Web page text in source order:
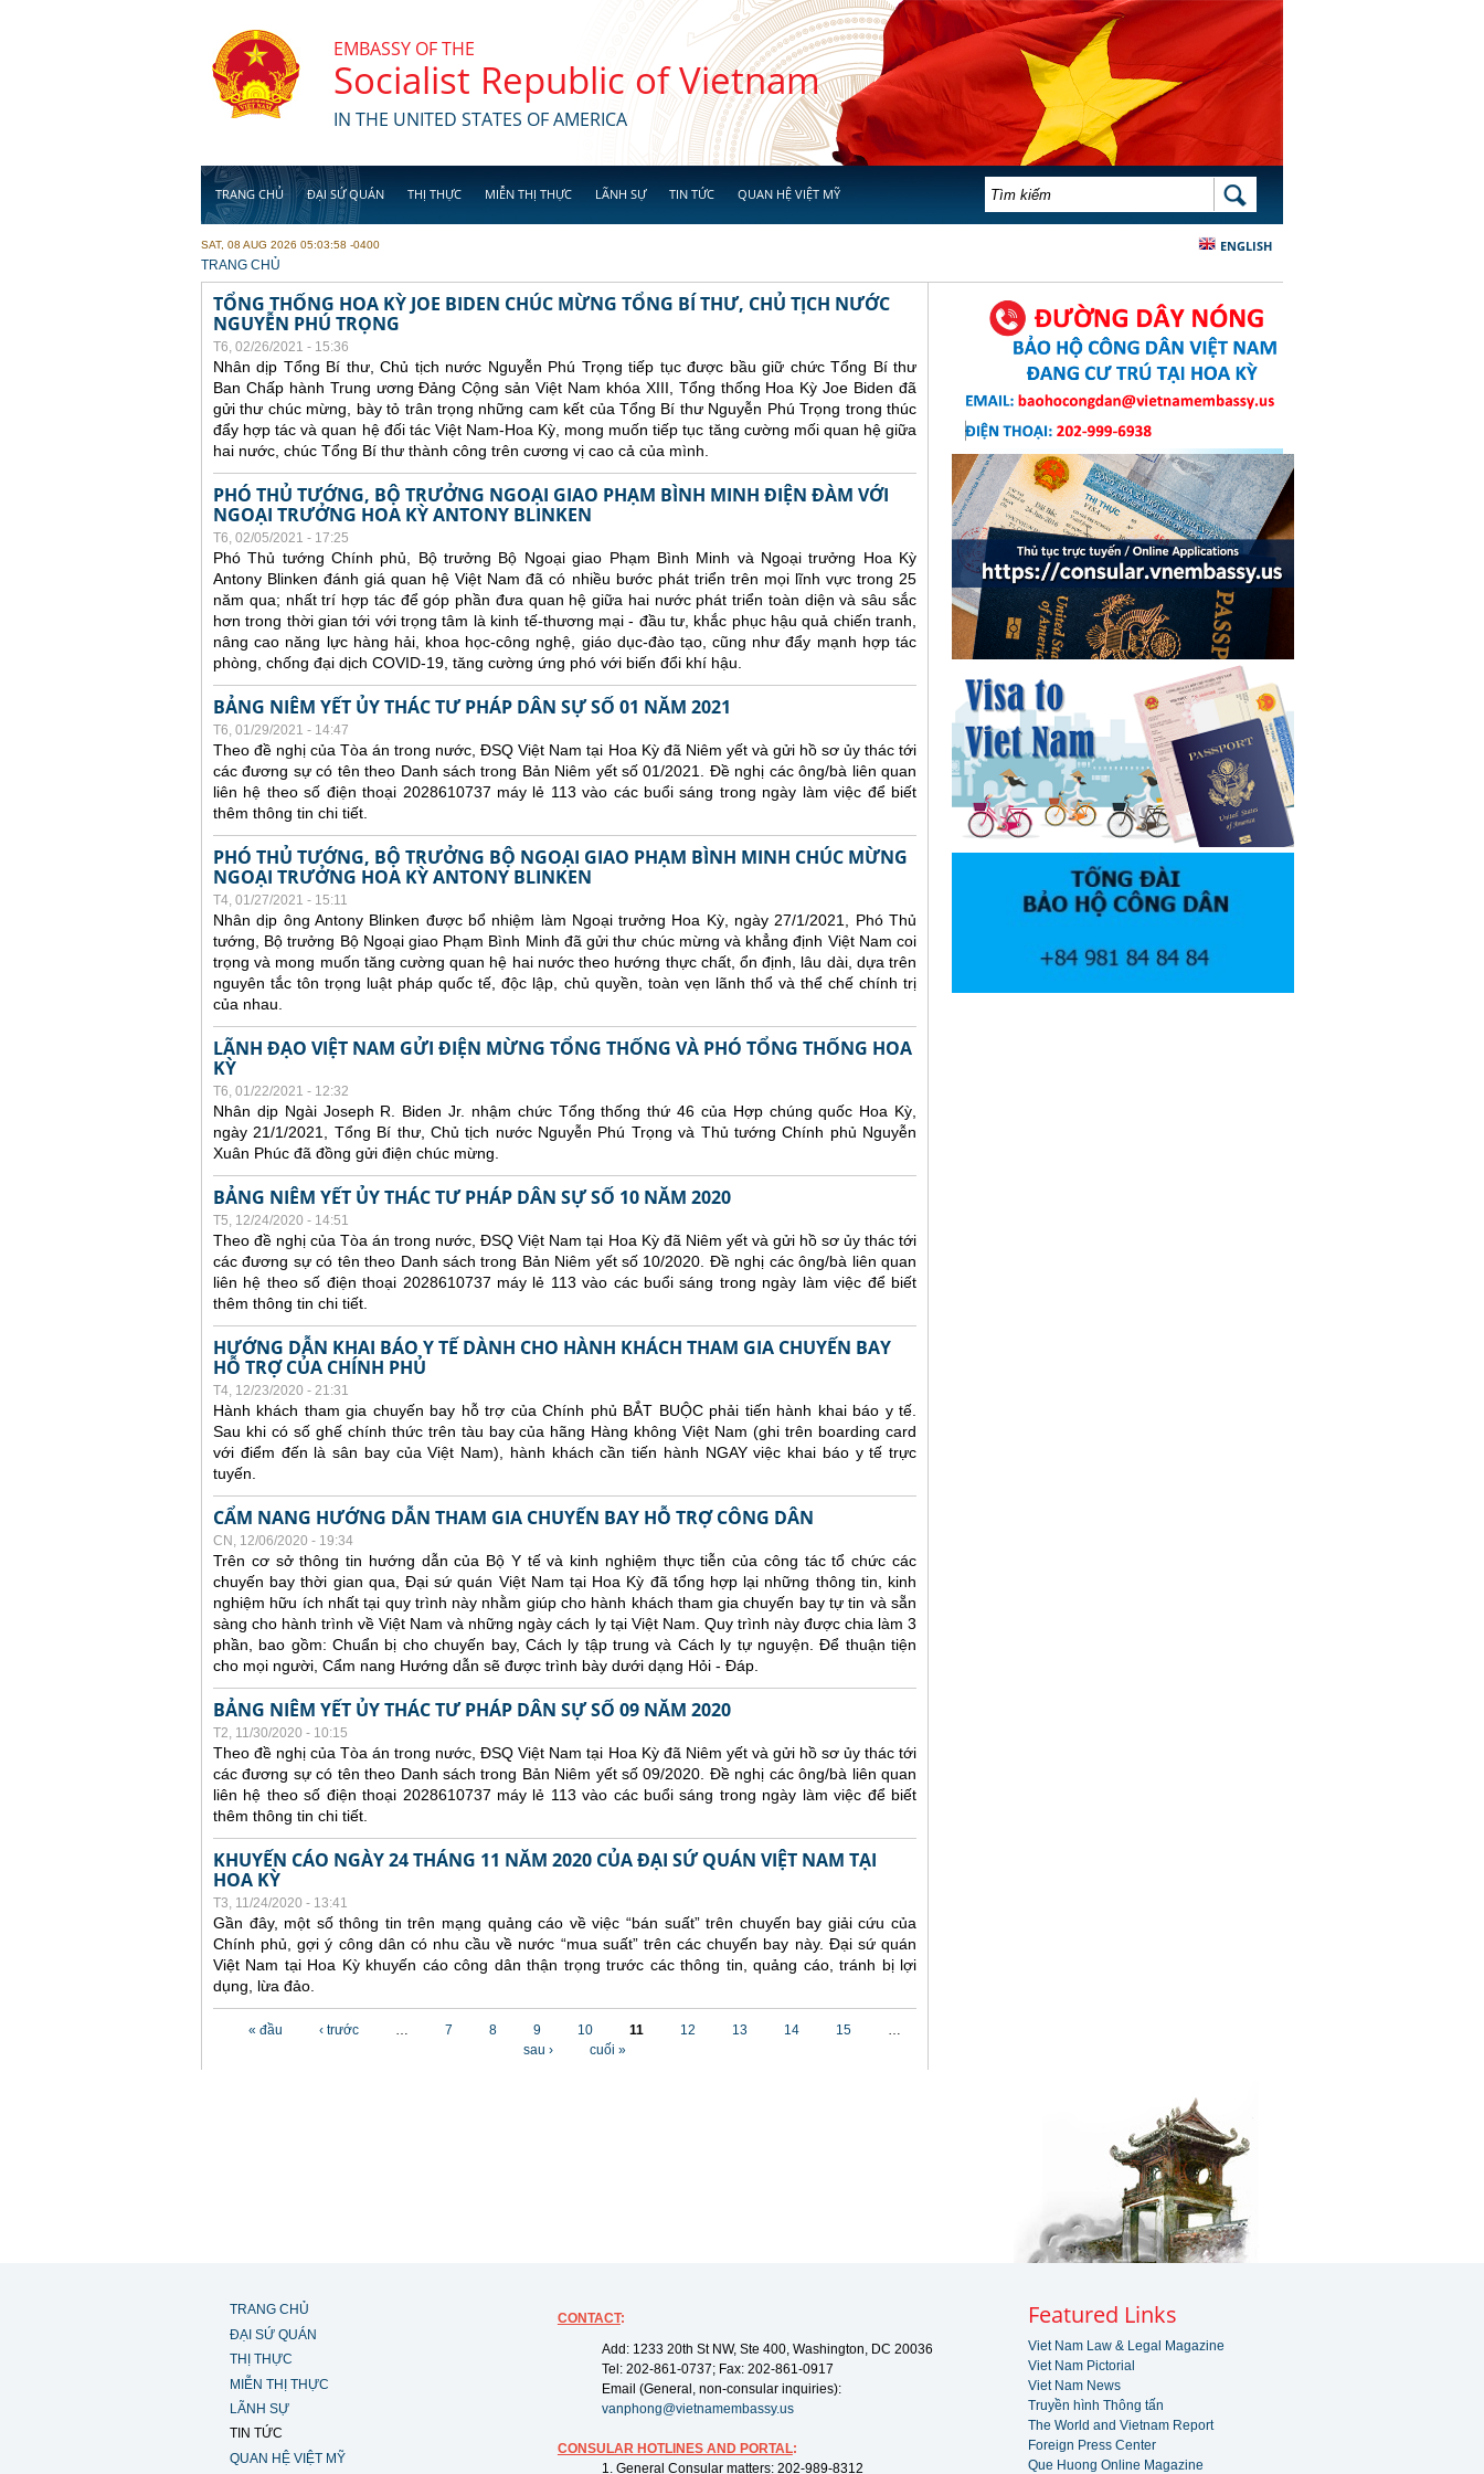
EMBASSY OF THE
Socialist Republic of Vietnam
IN THE UNITED STATES OF AMERICA
TRANG CHỦ ĐẠI SỨ QUÁN THỊ THỰC MIỄN THỊ THỰC LÃNH SỰ TIN TỨC QUAN HỆ VIỆT MỸ BIỂU MẪU TÌM KIẾM TÌM KIẾM
ENGLISH
SAT, 08 AUG 2026 05:03:58 -0400
YOU ARE HERE
TRANG CHỦ
TỔNG THỐNG HOA KỲ JOE BIDEN CHÚC MỪNG TỔNG BÍ THƯ, CHỦ TỊCH NƯỚC
NGUYỄN PHÚ TRỌNG
T6, 02/26/2021 - 15:36
Nhân dịp Tổng Bí thư, Chủ tịch nước Nguyễn Phú Trọng tiếp tục được bầu giữ chức Tổng Bí thư
Ban Chấp hành Trung ương Đảng Cộng sản Việt Nam khóa XIII, Tổng thống Hoa Kỳ Joe Biden đã
gửi thư chúc mừng, bày tỏ trân trọng những cam kết của Tổng Bí thư Nguyễn Phú Trọng trong thúc
đẩy hợp tác và quan hệ đối tác Việt Nam-Hoa Kỳ, mong muốn tiếp tục tăng cường mối quan hệ giữa
hai nước, chúc Tổng Bí thư thành công trên cương vị cao cả của mình.
PHÓ THỦ TƯỚNG, BỘ TRƯỞNG NGOẠI GIAO PHẠM BÌNH MINH ĐIỆN ĐÀM VỚI
NGOẠI TRƯỞNG HOA KỲ ANTONY BLINKEN
T6, 02/05/2021 - 17:25
Phó Thủ tướng Chính phủ, Bộ trưởng Bộ Ngoại giao Phạm Bình Minh và Ngoại trưởng Hoa Kỳ
Antony Blinken đánh giá quan hệ Việt Nam đã có nhiều bước phát triển trên mọi lĩnh vực trong 25
năm qua; nhất trí hợp tác để góp phần đưa quan hệ giữa hai nước phát triển toàn diện và sâu sắc
hơn trong thời gian tới với trọng tâm là kinh tế-thương mại - đầu tư, khắc phục hậu quả chiến tranh,
nâng cao năng lực hàng hải, khoa học-công nghệ, giáo dục-đào tạo, cũng như đẩy mạnh hợp tác
phòng, chống đại dịch COVID-19, tăng cường ứng phó với biến đổi khí hậu.
BẢNG NIÊM YẾT ỦY THÁC TƯ PHÁP DÂN SỰ SỐ 01 NĂM 2021
T6, 01/29/2021 - 14:47
Theo đề nghị của Tòa án trong nước, ĐSQ Việt Nam tại Hoa Kỳ đã Niêm yết và gửi hồ sơ ủy thác tới
các đương sự có tên theo Danh sách trong Bản Niêm yết số 01/2021. Đề nghị các ông/bà liên quan
liên hệ theo số điện thoại 2028610737 máy lẻ 113 vào các buổi sáng trong ngày làm việc để biết
thêm thông tin chi tiết.
PHÓ THỦ TƯỚNG, BỘ TRƯỞNG BỘ NGOẠI GIAO PHẠM BÌNH MINH CHÚC MỪNG
NGOẠI TRƯỞNG HOA KỲ ANTONY BLINKEN
T4, 01/27/2021 - 15:11
Nhân dịp ông Antony Blinken được bổ nhiệm làm Ngoại trưởng Hoa Kỳ, ngày 27/1/2021, Phó Thủ
tướng, Bộ trưởng Bộ Ngoại giao Phạm Bình Minh đã gửi thư chúc mừng và khẳng định Việt Nam coi
trọng và mong muốn tăng cường quan hệ hai nước theo hướng thực chất, ổn định, lâu dài, dựa trên
nguyên tắc tôn trọng luật pháp quốc tế, độc lập, chủ quyền, toàn vẹn lãnh thổ và thể chế chính trị
của nhau.
LÃNH ĐẠO VIỆT NAM GỬI ĐIỆN MỪNG TỔNG THỐNG VÀ PHÓ TỔNG THỐNG HOA
KỲ
T6, 01/22/2021 - 12:32
Nhân dịp Ngài Joseph R. Biden Jr. nhậm chức Tổng thống thứ 46 của Hợp chúng quốc Hoa Kỳ,
ngày 21/1/2021, Tổng Bí thư, Chủ tịch nước Nguyễn Phú Trọng và Thủ tướng Chính phủ Nguyễn
Xuân Phúc đã đồng gửi điện chúc mừng.
BẢNG NIÊM YẾT ỦY THÁC TƯ PHÁP DÂN SỰ SỐ 10 NĂM 2020
T5, 12/24/2020 - 14:51
Theo đề nghị của Tòa án trong nước, ĐSQ Việt Nam tại Hoa Kỳ đã Niêm yết và gửi hồ sơ ủy thác tới
các đương sự có tên theo Danh sách trong Bản Niêm yết số 10/2020. Đề nghị các ông/bà liên quan
liên hệ theo số điện thoại 2028610737 máy lẻ 113 vào các buổi sáng trong ngày làm việc để biết
thêm thông tin chi tiết.
HƯỚNG DẪN KHAI BÁO Y TẾ DÀNH CHO HÀNH KHÁCH THAM GIA CHUYẾN BAY
HỖ TRỢ CỦA CHÍNH PHỦ
T4, 12/23/2020 - 21:31
Hành khách tham gia chuyến bay hỗ trợ của Chính phủ BẮT BUỘC phải tiến hành khai báo y tế.
Sau khi có số ghế chính thức trên tàu bay của hãng Hàng không Việt Nam (ghi trên boarding card
với điểm đến là sân bay của Việt Nam), hành khách cần tiến hành NGAY việc khai báo y tế trực
tuyến.
CẨM NANG HƯỚNG DẪN THAM GIA CHUYẾN BAY HỖ TRỢ CÔNG DÂN
CN, 12/06/2020 - 19:34
Trên cơ sở thông tin hướng dẫn của Bộ Y tế và kinh nghiệm thực tiễn của công tác tổ chức các
chuyến bay thời gian qua, Đại sứ quán Việt Nam tại Hoa Kỳ đã tổng hợp lại những thông tin, kinh
nghiệm hữu ích nhất tại quy trình này nhằm giúp cho hành khách tham gia chuyến bay tự tin và sẵn
sàng cho hành trình về Việt Nam và những ngày cách ly tại Việt Nam. Quy trình này được chia làm 3
phần, bao gồm: Chuẩn bị cho chuyến bay, Cách ly tập trung và Cách ly tự nguyện. Để thuận tiện
cho mọi người, Cẩm nang Hướng dẫn sẽ được trình bày dưới dạng Hỏi - Đáp.
BẢNG NIÊM YẾT ỦY THÁC TƯ PHÁP DÂN SỰ SỐ 09 NĂM 2020
T2, 11/30/2020 - 10:15
Theo đề nghị của Tòa án trong nước, ĐSQ Việt Nam tại Hoa Kỳ đã Niêm yết và gửi hồ sơ ủy thác tới
các đương sự có tên theo Danh sách trong Bản Niêm yết số 09/2020. Đề nghị các ông/bà liên quan
liên hệ theo số điện thoại 2028610737 máy lẻ 113 vào các buổi sáng trong ngày làm việc để biết
thêm thông tin chi tiết.
KHUYẾN CÁO NGÀY 24 THÁNG 11 NĂM 2020 CỦA ĐẠI SỨ QUÁN VIỆT NAM TẠI
HOA KỲ
T3, 11/24/2020 - 13:41
Gần đây, một số thông tin trên mạng quảng cáo về việc “bán suất” trên chuyến bay giải cứu của
Chính phủ, gợi ý công dân có nhu cầu về nước “mua suất” trên các chuyến bay này. Đại sứ quán
Việt Nam tại Hoa Kỳ khuyến cáo công dân thận trọng trước các thông tin, quảng cáo, tránh bị lợi
dụng, lừa đảo.
Các trang
« đầu ‹ trước … 7 8 9 10 11 12 13 14 15
…
sau ›
cuối »
TRANG CHỦ
ĐẠI SỨ QUÁN
THỊ THỰC
MIỄN THỊ THỰC
LÃNH SỰ
TIN TỨC
QUAN HỆ VIỆT MỸ
CONTACT:
Add: 1233 20th St NW, Ste 400, Washington, DC 20036
Tel: 202-861-0737; Fax: 202-861-0917
Email (General, non-consular inquiries):
vanphong@vietnamembassy.us
CONSULAR HOTLINES AND PORTAL:
1. General Consular matters: 202-989-8312
Featured Links
Viet Nam Law & Legal Magazine
Viet Nam Pictorial
Viet Nam News
Truyền hình Thông tấn
The World and Vietnam Report
Foreign Press Center
Que Huong Online Magazine